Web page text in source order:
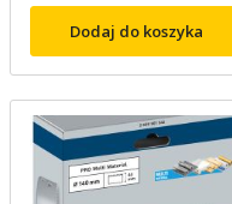
Dodaj do koszyka